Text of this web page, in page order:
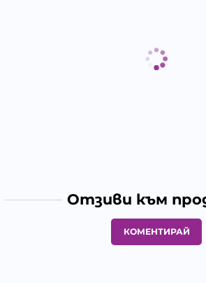
Отзиви към
КОМЕНТИРАЙ